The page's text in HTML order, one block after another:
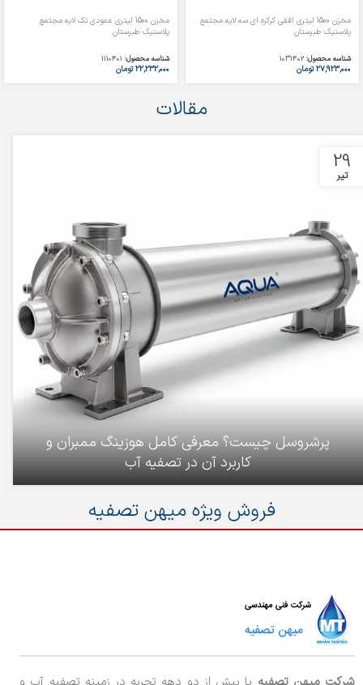
مخزن 1500 لیتری افقی کرکره ای سه لایه مجتمع
پلاستیک طبرستان
شناسه محصول: 1031402
۲۷,۹۲۳,۰۰۰ تومان
مخزن 1500 لیتری عمودی تک لایه مجتمع
پلاستیک طبرستان
شناسه محصول: 1110401
۲۲,۲۳۲,۰۰۰ تومان
مقالات
29
تیر
پرشروسل چیست؟ معرفی کامل هوزینگ ممبران و
کاربرد آن در تصفیه آب
فروش ویژه میهن تصفیه